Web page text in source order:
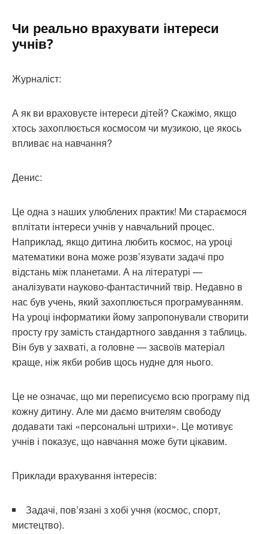
Чи реально врахувати інтереси
учнів?
Журналіст:
А як ви враховуєте інтереси дітей? Скажімо, якщо
хтось захоплюється космосом чи музикою, це якось
впливає на навчання?
Денис:
Це одна з наших улюблених практик! Ми стараємося
вплітати інтереси учнів у навчальний процес.
Наприклад, якщо дитина любить космос, на уроці
математики вона може розв’язувати задачі про
відстань між планетами. А на літературі —
аналізувати науково-фантастичний твір. Недавно в
нас був учень, який захоплюється програмуванням.
На уроці інформатики йому запропонували створити
просту гру замість стандартного завдання з таблиць.
Він був у захваті, а головне — засвоїв матеріал
краще, ніж якби робив щось нудне для нього.
Це не означає, що ми переписуємо всю програму під
кожну дитину. Але ми даємо вчителям свободу
додавати такі «персональні штрихи». Це мотивує
учнів і показує, що навчання може бути цікавим.
Приклади врахування інтересів:
Задачі, пов’язані з хобі учня (космос, спорт,
мистецтво).